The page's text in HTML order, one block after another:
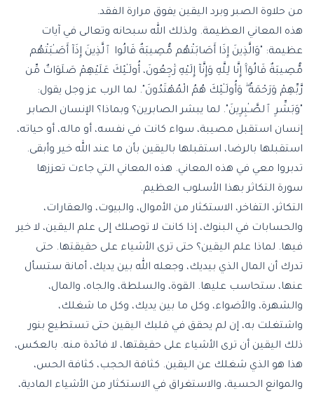
من حلاوة الصبر وبرد اليقين يفوق مرارة الفقد.
هذه المعاني العظيمة. ولذلك الله سبحانه وتعالى في آيات
عظيمة: "وَالَّذِينَ إِذَا أَصَابَتْهُم مُّصِيبَةٌ قَالُوا ٱلَّذِينَ إِذَآ أَصَـٰبَتْهُم
مُّصِيبَةٌ قَالُوٓا۟ إِنَّا لِلَّهِ وَإِنَّآ إِلَيْهِ رَٰجِعُونَ، أُولَـٰئِكَ عَلَيْهِمْ صَلَوَاتٌ مِّن
رَّبِّهِمْ وَرَحْمَةٌ ۖ وَأُولَـٰئِكَ هُمُ الْمُهْتَدُونَ". لما الرب عز وجل يقول:
"وَبَشِّرِ ٱلصَّـٰبِرِينَ". لما يبشر الصابرين؟ وبماذا؟ الإنسان الصابر
إنسان استقبل مصيبة، سواء كانت في نفسه، أو ماله، أو حياته،
استقبلها بالرضا، استقبلها باليقين بأن ما عند الله خير وأبقى.
تدبروا معي في هذه المعاني. هذه المعاني التي جاءت تعززها
سورة التكاثر بهذا الأسلوب العظيم.
التكاثر، التفاخر، الاستكثار من الأموال، والبيوت، والعقارات،
والحسابات في البنوك، إذا كانت لا توصلك إلى علم اليقين، لا خير
فيها. لماذا علم اليقين؟ حتى ترى الأشياء على حقيقتها. حتى
تدرك أن المال الذي بيديك، وجعله الله بين يديك، أمانة ستسأل
عنها، ستحاسب عليها. القوة، والسلطة، والجاه، والمال،
والشهرة، والأضواء، وكل ما بين يديك، وكل ما شغلك،
واشتغلت به، إن لم يحقق في قلبك اليقين حتى تستطيع بنور
ذلك اليقين أن ترى الأشياء على حقيقتها، لا فائدة منه. بالعكس،
هذا هو الذي شغلك عن اليقين. كثافة الحجب، كثافة الحس،
والموانع الحسية، والاستغراق في الاستكثار من الأشياء المادية،